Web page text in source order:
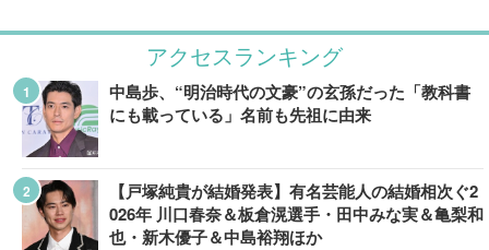
アクセスランキング
中島歩、“明治時代の文豪”の玄孫だった「教科書
にも載っている」名前も先祖に由来
【戸塚純貴が結婚発表】有名芸能人の結婚相次ぐ2
026年 川口春奈＆板倉滉選手・田中みな実＆亀梨和
也・新木優子＆中島裕翔ほか